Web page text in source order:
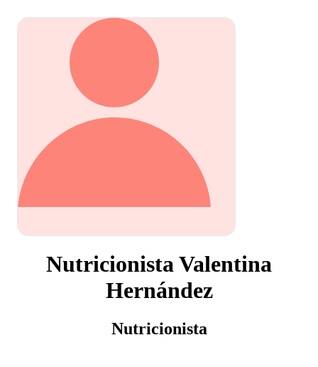
Nutricionista Valentina
Hernández
Nutricionista